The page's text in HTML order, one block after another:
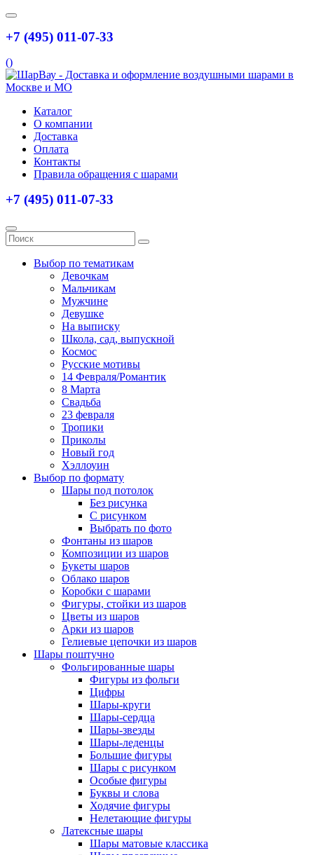
+7 (495) 011-07-33
()
Каталог
О компании
Доставка
Оплата
Контакты
Правила обращения с шарами
+7 (495) 011-07-33
Выбор по тематикам
Девочкам
Мальчикам
Мужчине
Девушке
На выписку
Школа, сад, выпускной
Космос
Русские мотивы
14 Февраля/Романтик
8 Марта
Свадьба
23 февраля
Тропики
Приколы
Новый год
Хэллоуин
Выбор по формату
Шары под потолок
Без рисунка
С рисунком
Выбрать по фото
Фонтаны из шаров
Композиции из шаров
Букеты шаров
Облако шаров
Коробки с шарами
Фигуры, стойки из шаров
Цветы из шаров
Арки из шаров
Гелиевые цепочки из шаров
Шары поштучно
Фольгированные шары
Фигуры из фольги
Цифры
Шары-круги
Шары-сердца
Шары-звезды
Шары-леденцы
Большие фигуры
Шары с рисунком
Особые фигуры
Буквы и слова
Ходячие фигуры
Нелетающие фигуры
Латексные шары
Шары матовые классика